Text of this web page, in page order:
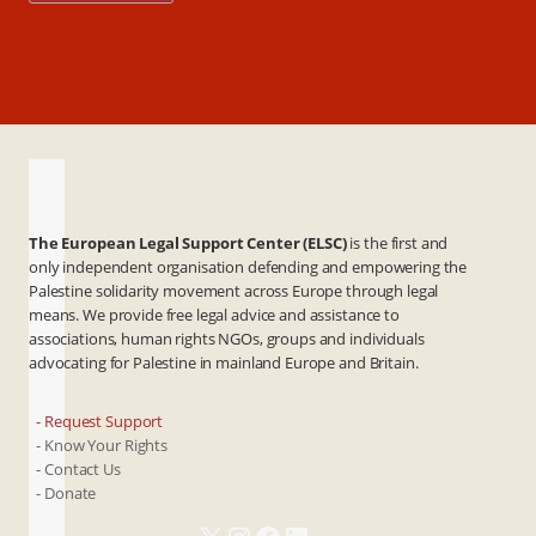
The European Legal Support Center (ELSC)is the first and
only independent organisation defending and empowering the
Palestine solidarity movement across Europe through legal
means. We provide free legal advice and assistance to
associations, human rights NGOs, groups and individuals
advocating for Palestine in mainland Europe and Britain.
- Request Support
- Know Your Rights
- Contact Us
- Donate